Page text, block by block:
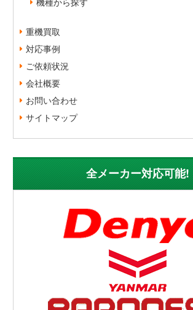
重機買取
対応事例
ご依頼状況
会社概要
お問い合わせ
サイトマップ
全メーカー対応可能!